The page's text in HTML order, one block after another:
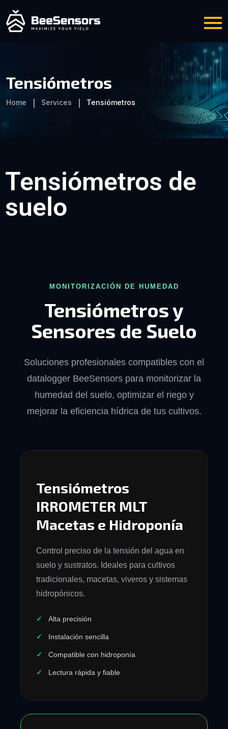
Tensiómetros
Home Services Tensiómetros
Tensiómetros de
suelo
MONITORIZACIÓN DE HUMEDAD
Tensiómetros y
Sensores de Suelo
Soluciones profesionales compatibles con el
datalogger BeeSensors para monitorizar la
humedad del suelo, optimizar el riego y
mejorar la eficiencia hídrica de tus cultivos.
Tensiómetros
IRROMETER MLT
Macetas e Hidroponía
Control preciso de la tensión del agua en
suelo y sustratos. Ideales para cultivos
tradicionales, macetas, viveros y sistemas
hidropónicos.
Alta precisión
Instalación sencilla
Compatible con hidroponía
Lectura rápida y fiable